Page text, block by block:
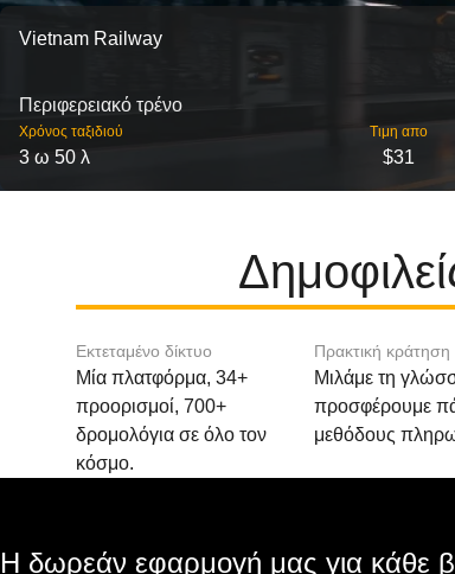
Vietnam Railway
Περιφερειακό τρένο
Χρόνος ταξιδιού
3 ω 50 λ
Τιμη απο
$31
Εκτεταμένο δίκτυο
Μία πλατφόρμα, 34+
προορισμοί, 700+
δρομολόγια σε όλο τον
κόσμο.
Πρακτική κράτηση
Μιλάμε τη
προσφέρουμε
μεθόδους
Η δωρεάν εφαρμογή μας για κάθε